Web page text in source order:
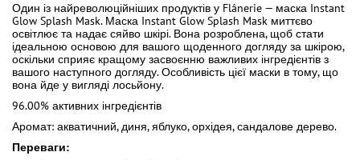
Один із найреволюційніших продуктів у Flânerie — маска Instant
Glow Splash Mask. Маска Instant Glow Splash Mask миттєво
освітлює та надає сяйво шкірі. Вона розроблена, щоб стати
ідеальною основою для вашого щоденного догляду за шкірою,
оскільки сприяє кращому засвоєнню важливих інгредієнтів з
вашого наступного догляду. Особливість цієї маски в тому, що
вона йде у вигляді лосьйону.
96.00% активних інгредієнтів
Аромат: акватичний, диня, яблуко, орхідея, сандалове дерево.
Переваги: